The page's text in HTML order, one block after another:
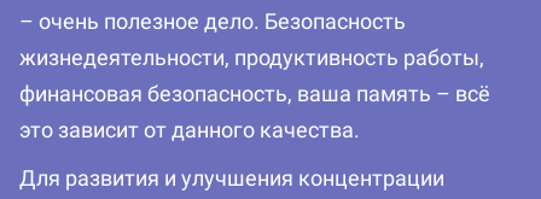
– очень полезное дело. Безопасность
жизнедеятельности, продуктивность работы,
финансовая безопасность, ваша память – всё
это зависит от данного качества.
Для развития и улучшения концентрации